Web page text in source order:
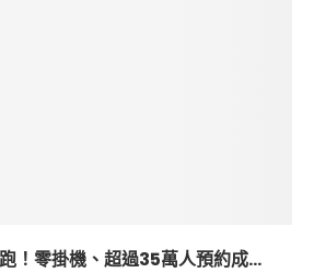
！零掛機、超過35萬人預約成...